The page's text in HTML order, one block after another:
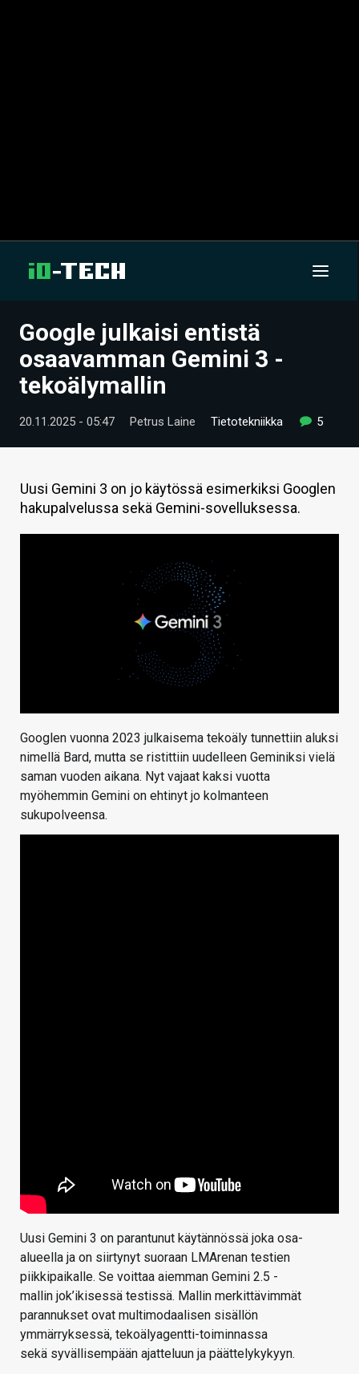
UUTISET
ARTIKKELIT
VIDEOT
TECHBBS
TIETOA
HINTA.FI
Google julkaisi entistä
osaavamman Gemini 3 -
tekoälymallin
20.11.2025 - 05:47 Petrus Laine Tietotekniikka 5
Uusi Gemini 3 on jo käytössä esimerkiksi Googlen
hakupalvelussa sekä Gemini-sovelluksessa.
Googlen vuonna 2023 julkaisema tekoäly tunnettiin aluksi
nimellä Bard, mutta se ristittiin uudelleen Geminiksi vielä
saman vuoden aikana. Nyt vajaat kaksi vuotta
myöhemmin Gemini on ehtinyt jo kolmanteen
sukupolveensa.
Uusi Gemini 3 on parantunut käytännössä joka osa-
alueella ja on siirtynyt suoraan LMArenan testien
piikkipaikalle. Se voittaa aiemman Gemini 2.5 -
mallin jok’ikisessä testissä. Mallin merkittävimmät
parannukset ovat multimodaalisen sisällön
ymmärryksessä, tekoälyagentti-toiminnassa
sekä syvällisempään ajatteluun ja päättelykykyyn.